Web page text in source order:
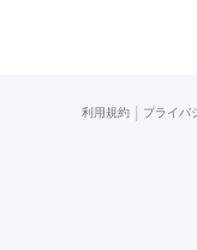
利用規約 プライバ